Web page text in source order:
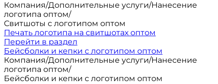
Компания/Дополнительные услуги/Нанесение
логотипа оптом/
Свитшоты с логотипом оптом
Печать логотипа на свитшотах оптом
Перейти в раздел
Бейсболки и кепки с логотипом оптом
Компания/Дополнительные услуги/Нанесение
логотипа оптом/
Бейсболки и кепки с логотипом оптом